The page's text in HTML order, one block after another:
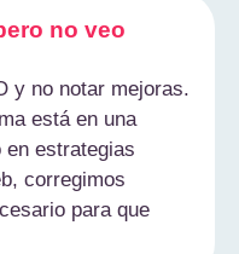
no veo
y no notar mejoras.
está en una
en estrategias
corregimos
para que